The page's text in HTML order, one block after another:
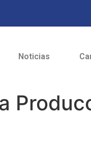
Noticias